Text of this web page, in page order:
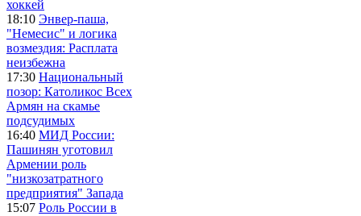
хоккей
18:10 Энвер-паша,
"Немесис" и логика
возмездия: Расплата
неизбежна
17:30 Национальный
позор: Католикос Всех
Армян на скамье
подсудимых
16:40 МИД России:
Пашинян уготовил
Армении роль
"низкозатратного
предприятия" Запада
15:07 Роль России в